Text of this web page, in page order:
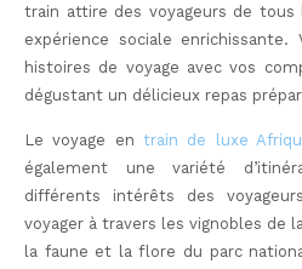
train attire des voyageurs de
expérience sociale enrichissante.
histoires de voyage avec vos
dégustant un délicieux repas
Le voyage entrain de luxe
également une variété
différents intérêts des
voyager à travers les vignobles de
la faune et la flore du parc